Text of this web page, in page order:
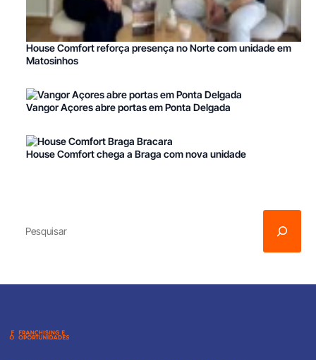
House Comfort reforça presença no Norte com unidade em
Matosinhos
Vangor Açores abre portas em Ponta Delgada
House Comfort chega a Braga com nova unidade